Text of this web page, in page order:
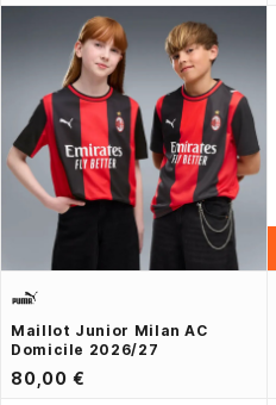
Maillot Junior Milan AC
Domicile 2026/27
80,00 €